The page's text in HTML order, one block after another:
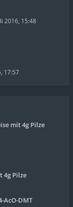
2016, 15:48
17:57
mit 4g Pilze
4g Pilze
AcO-DMT